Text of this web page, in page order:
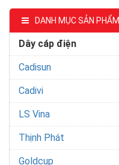
DANH MỤC SẢN PHẨM
Dây cáp điện
Cadisun
Cadivi
LS Vina
Thịnh Phát
Goldcup